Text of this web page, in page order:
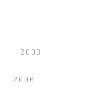
2003
2006